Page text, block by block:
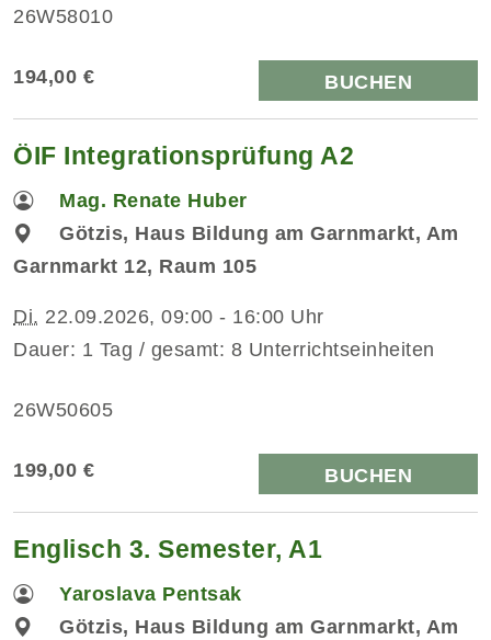
26W58010
194,00 € BUCHEN
ÖIF Integrationsprüfung A2
Mag. Renate Huber
Götzis, Haus Bildung am Garnmarkt, Am
Garnmarkt 12, Raum 105
Di. 22.09.2026, 09:00 - 16:00 Uhr
Dauer: 1 Tag / gesamt: 8 Unterrichtseinheiten
26W50605
199,00 € BUCHEN
Englisch 3. Semester, A1
Yaroslava Pentsak
Götzis, Haus Bildung am Garnmarkt, Am